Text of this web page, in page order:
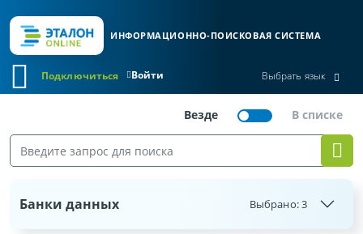
ИНФОРМАЦИОННО-ПОИСКОВАЯ СИСТЕМА
Войти
Подключиться Выбрать язык
Банки данных Выбрано:3